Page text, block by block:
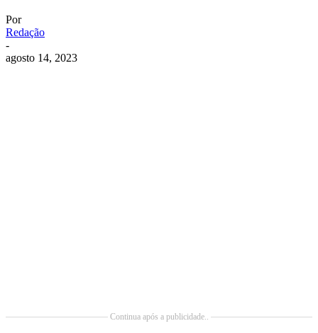
Por
Redação
-
agosto 14, 2023
Continua após a publicidade..